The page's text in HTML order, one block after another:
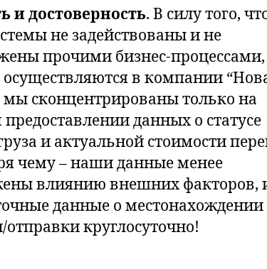
и достоверность. В силу того,
не задействованы и не
прочими бизнес-процессами,
в компании
мы сконцентрированы только на
данных о статусе
и актуальной стоимости
чему – наши данные менее
влиянию внешних факторов,
данные о местонахождении
круглосуточно!